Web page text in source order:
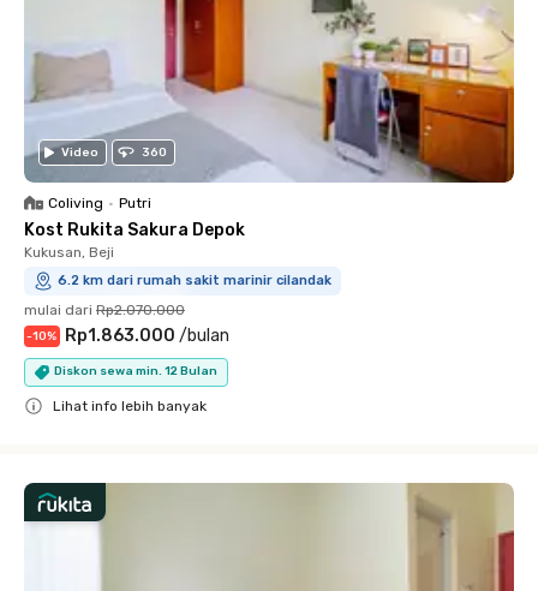
Video 360
Coliving • Putri
Kost Rukita Sakura Depok
Kukusan, Beji
6.2 km dari rumah sakit marinir cilandak
mulai dari Rp2.070.000
-10% Rp1.863.000 /bulan
Diskon sewa min. 12 Bulan
Lihat info lebih banyak